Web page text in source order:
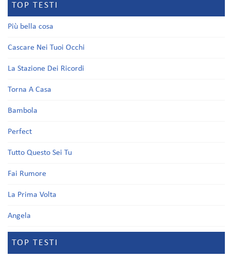
TOP TESTI
Più bella cosa
Cascare Nei Tuoi Occhi
La Stazione Dei Ricordi
Torna A Casa
Bambola
Perfect
Tutto Questo Sei Tu
Fai Rumore
La Prima Volta
Angela
TOP TESTI